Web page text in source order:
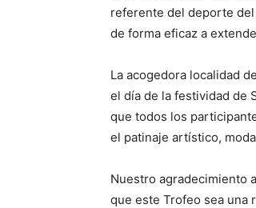
referente del deporte
de forma eficaz a
La acogedora localidad
el día de la festividad de
que todos los
el patinaje artístico,
Nuestro agradecimiento
que este Trofeo sea una